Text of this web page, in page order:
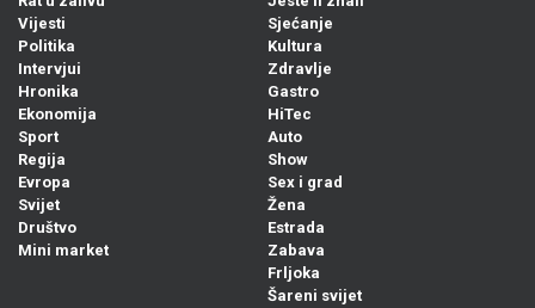
Vijesti
Politika
Intervjui
Hronika
Ekonomija
Sport
Regija
Evropa
Svijet
Društvo
Mini market
Sjećanje
Kultura
Zdravlje
Gastro
HiTec
Auto
Show
Sex i grad
Žena
Estrada
Zabava
Frljoka
Šareni svijet